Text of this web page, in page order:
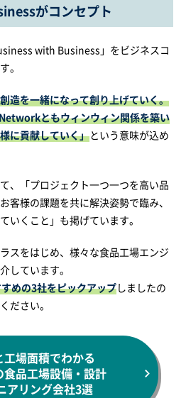
がコンセプト
with Business」をビジネスコ
。
造を一緒になって創り上げていく。
ともウィンウィン関係を築い
に貢献していく」という意味が込め
、「プロジェクト一つ一つを高い品
客様の課題を共に解決姿勢で臨み、
いくこと」も掲げています。
スをはじめ、様々な食品工場エンジ
しています。
めの3社をピックアップしましたの
ださい。
場面積でわかる
食品工場設備・設計
アリング会社3選